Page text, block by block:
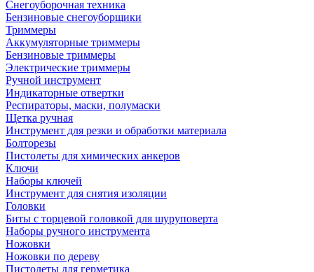
Снегоуборочная техника
Бензиновые снегоуборщики
Триммеры
Аккумуляторные триммеры
Бензиновые триммеры
Электрические триммеры
Ручной инструмент
Индикаторные отвертки
Респираторы, маски, полумаски
Щетка ручная
Инструмент для резки и обработки материала
Болторезы
Пистолеты для химических анкеров
Ключи
Наборы ключей
Инструмент для снятия изоляции
Головки
Биты с торцевой головкой для шуруповерта
Наборы ручного инструмента
Ножовки
Ножовки по дереву
Пистолеты для герметика